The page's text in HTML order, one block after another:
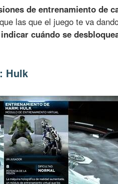
de entrenamiento de
las que el juego te va
cuándo se
Hulk